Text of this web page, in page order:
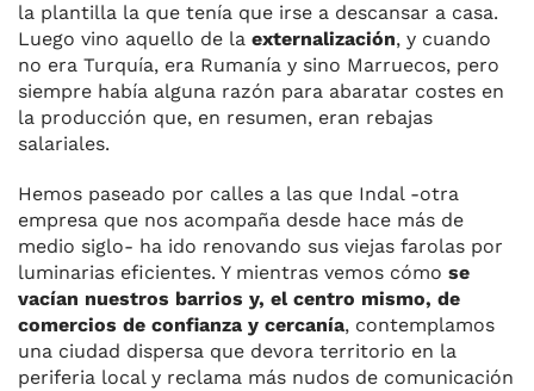
la plantilla la que tenía que irse a descansar a casa.
Luego vino aquello de la externalización, y cuando
no era Turquía, era Rumanía y sino Marruecos, pero
siempre había alguna razón para abaratar costes en
la producción que, en resumen, eran rebajas
salariales.
Hemos paseado por calles a las que Indal -otra
empresa que nos acompaña desde hace más de
medio siglo- ha ido renovando sus viejas farolas por
luminarias eficientes. Y mientras vemos cómo se
vacían nuestros barrios y, el centro mismo, de
comercios de confianza y cercanía, contemplamos
una ciudad dispersa que devora territorio en la
periferia local y reclama más nudos de comunicación